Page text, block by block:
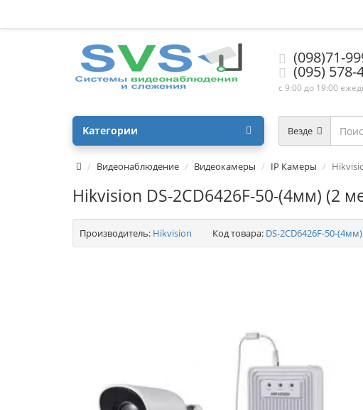
(098)71-
(095) 578-
с 9:00 до 19:00
Везде
Категории
Видеонаблюдение Видеокамеры IP Камеры
Hikvision DS-2CD6426F-50-(4мм) (2
Производитель: Hikvision Код товара: DS-2CD6426F-50-